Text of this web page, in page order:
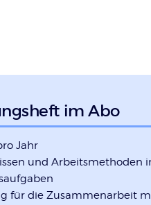
im Abo
Jahr
und Arbeitsmethoden
für die Zusammenarbeit